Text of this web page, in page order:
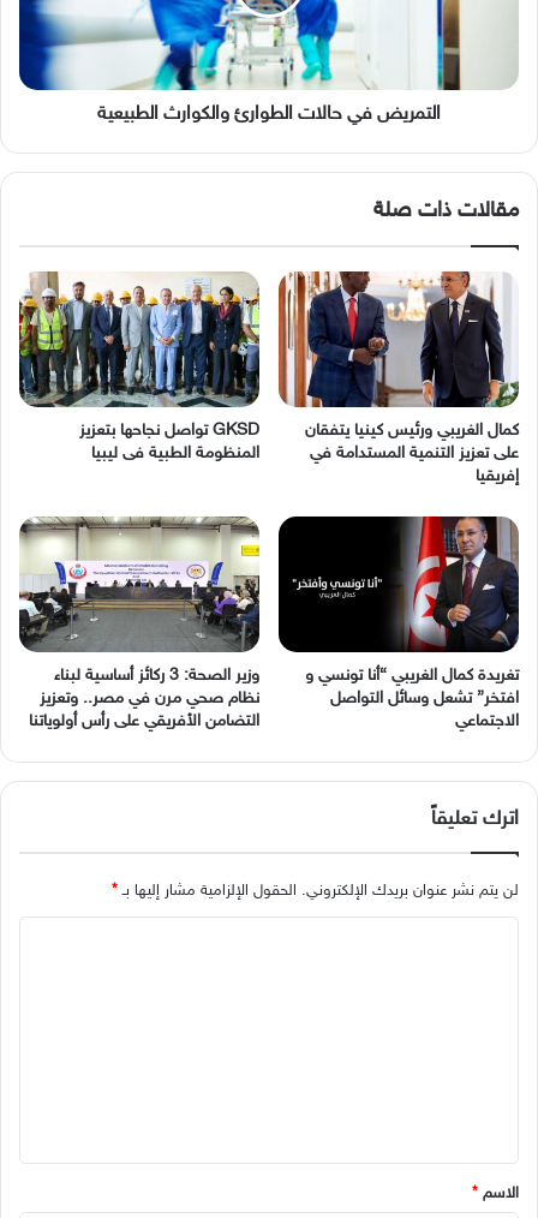
التمريض في حالات الطوارئ والكوارث الطبيعية
مقالات ذات صلة
كمال الغريبي ورئيس كينيا يتفقان
على تعزيز التنمية المستدامة في
إفريقيا
GKSD تواصل نجاحها بتعزيز
المنظومة الطبية فى ليبيا
‬الاجتماعي
وزير الصحة: 3 ركائز أساسية لبناء
نظام صحي مرن في مصر.. وتعزيز
التضامن الأفريقي على رأس أولوياتنا
اترك تعليقاً
لن يتم نشر عنوان بريدك الإلكتروني. الحقول الإلزامية مشار إليها بـ*
*
الاسم *